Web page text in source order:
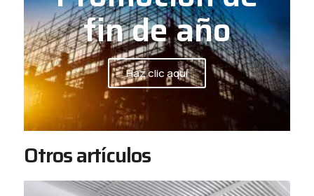
fin de año
Haz clic aquí
Otros artículos